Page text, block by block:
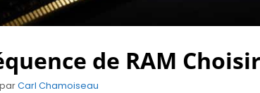
de RAM
parCarl Chamoiseau